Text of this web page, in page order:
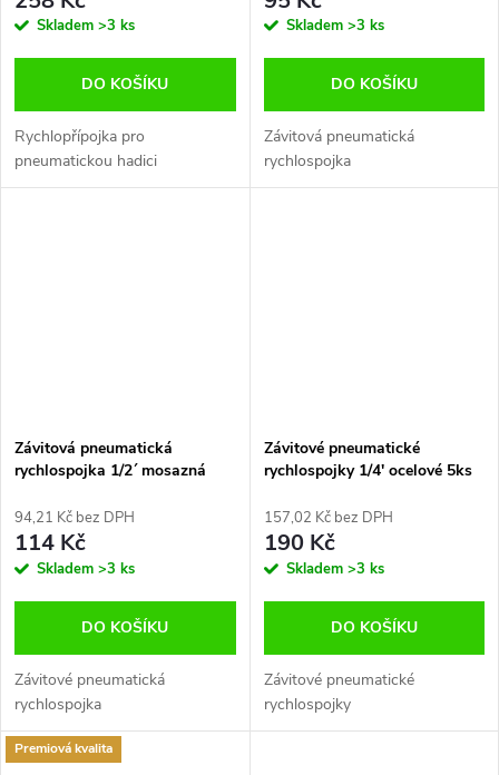
Skladem >3 ks
DO KOŠÍKU
Rychlopřípojka pro
pneumatickou hadici
Skladem >3 ks
DO KOŠÍKU
Závitová pneumatická
rychlospojka
Závitová pneumatická
rychlospojka 1/2´ mosazná
94,21 Kč bez DPH
114 Kč
Skladem >3 ks
DO KOŠÍKU
Závitové pneumatická
rychlospojka
Závitové pneumatické
rychlospojky 1/4' ocelové 5ks
157,02 Kč bez DPH
190 Kč
Skladem >3 ks
DO KOŠÍKU
Závitové pneumatické
rychlospojky
Premiová kvalita